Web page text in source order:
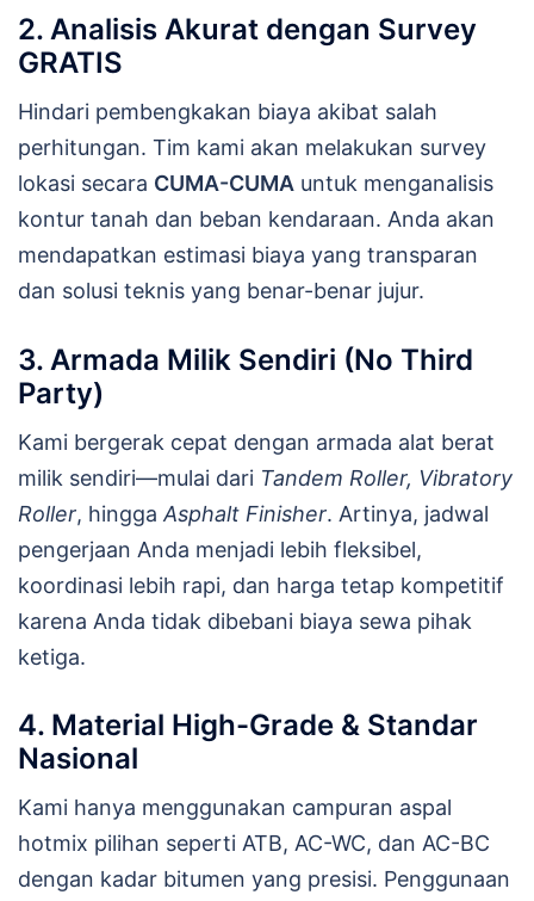
2. Analisis Akurat dengan Survey
GRATIS
Hindari pembengkakan biaya akibat salah
perhitungan. Tim kami akan melakukan survey
lokasi secara CUMA-CUMA untuk menganalisis
kontur tanah dan beban kendaraan. Anda akan
mendapatkan estimasi biaya yang transparan
dan solusi teknis yang benar-benar jujur.
3. Armada Milik Sendiri (No Third
Party)
Kami bergerak cepat dengan armada alat berat
milik sendiri—mulai dari Tandem Roller, Vibratory
Roller, hingga Asphalt Finisher. Artinya, jadwal
pengerjaan Anda menjadi lebih fleksibel,
koordinasi lebih rapi, dan harga tetap kompetitif
karena Anda tidak dibebani biaya sewa pihak
ketiga.
4. Material High-Grade & Standar
Nasional
Kami hanya menggunakan campuran aspal
hotmix pilihan seperti ATB, AC-WC, dan AC-BC
dengan kadar bitumen yang presisi. Penggunaan